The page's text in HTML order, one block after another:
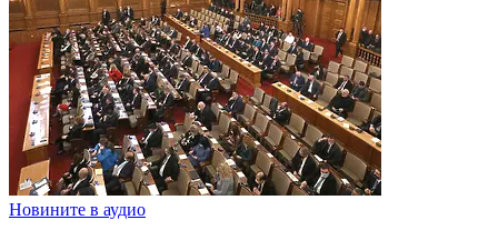
Новините в аудио